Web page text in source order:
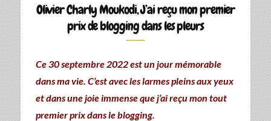
Olivier Charly Moukodi, J’ai reçu mon premier
prix de blogging dans les pleurs
Ce 30 septembre 2022 est un jour mémorable
dans ma vie. C’est avec les larmes pleins aux yeux
et dans une joie immense que j’ai reçu mon tout
premier prix dans le blogging.